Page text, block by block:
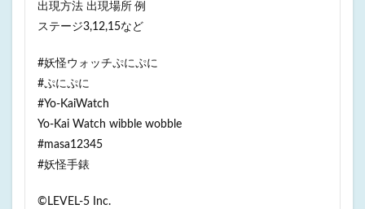
出現方法 出現場所 例
ステージ3,12,15など
#妖怪ウォッチぷにぷに
#ぷにぷに
#Yo-KaiWatch
Yo-Kai Watch wibble wobble
#masa12345
#妖怪手錶
©LEVEL-5 Inc.